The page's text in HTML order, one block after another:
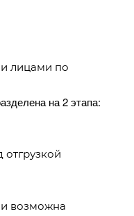
лицами по
на 2 этапа:
отгрузкой
возможна